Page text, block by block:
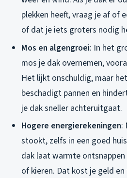
plekken heeft, vraag je af of
of dat je iets groters nodig
Mos en algengroei: In het
mos je dak overnemen,
Het lijkt onschuldig, maar
beschadigt pannen en
je dak sneller achteruitgaat.
Hogere energierekeningen:
stookt, zelfs in een goed
dak laat warmte
of kieren. Dat kost je geld